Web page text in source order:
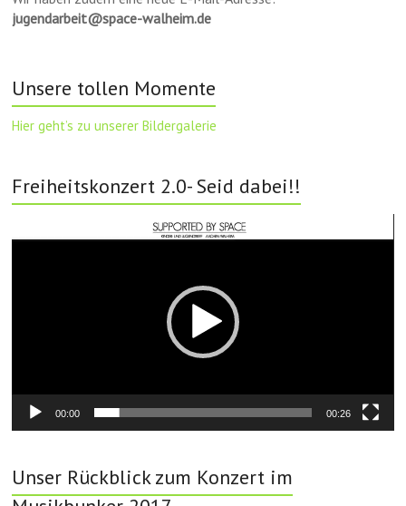
jugendarbeit@space-walheim.de
Unsere tollen Momente
Hier geht’s zu unserer Bildergalerie
Freiheitskonzert 2.0- Seid dabei!!
Player
00:00 00:26
Unser Rückblick zum Konzert im